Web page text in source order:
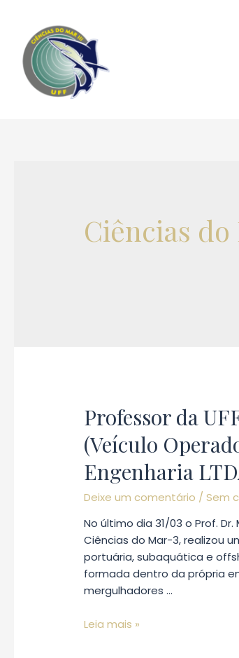
conteúdo
Ciências
Professor da
(Veículo
Engenharia
Deixe um comentário /Sem
No último dia 31/03 o Prof.
Ciências do Mar-3, realizou
portuária, subaquática e
formada dentro da própria
mergulhadores …
Professor
Leia mais »